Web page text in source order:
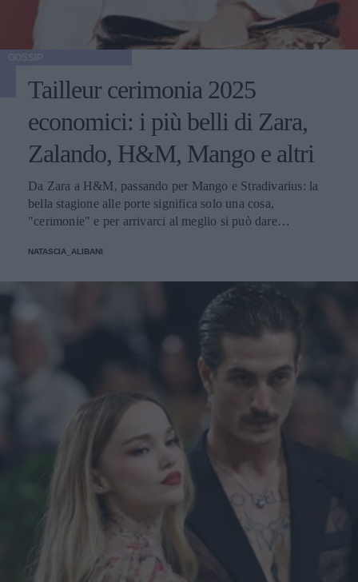
Tailleur cerimonia 2025
economici: i più belli di Zara,
Zalando, H&M, Mango e altri
Da Zara a H&M, passando per Mango e Stradivarius: la
bella stagione alle porte significa solo una cosa,
"cerimonie" e per arrivarci al meglio si può dare
NATASCIA_ALIBANI